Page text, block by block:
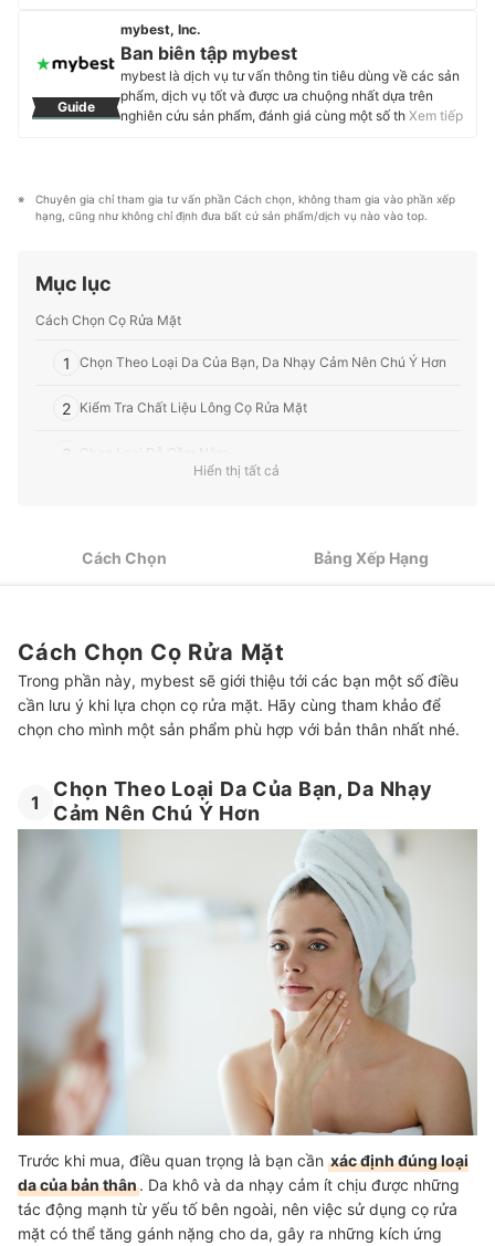
tạo về chuyên khoa Da liễu tại Viện Da Liễu Trung
Ương Hà Nội và Viện Da liễu TP Hồ Chí Minh đồng thời
tham gia các chương trình và hội nghị Da Liễu toàn
quốc và quốc tế. Bác sĩ Huyền cũng tham gia nhiều
công trình nghiên cứu khoa học tại Bệnh viện được
đánh giá cao. Với kinh nghiệm nhiều năm trong lĩnh vực
Profile của Thu Huyền
Guide
mybest, Inc.
Ban biên tập mybest
mybest là dịch vụ tư vấn thông tin tiêu dùng về các sản
phẩm, dịch vụ tốt và được ưa chuộng nhất dựa trên
nghiên cứu sản phẩm, đánh giá cùng một số thực
hầu hết các lĩnh vực, từ Mỹ phẩm, Hàng tiêu dùng,
Thiết bị gia dụng đến các dịch vụ Tài chính, Chăm sóc
Xem tiếp
Chuyên gia chỉ tham gia tư vấn phần Cách chọn, không tham gia vào phần xếp
hạng, cũng như không chỉ định đưa bất cứ sản phẩm/dịch vụ nào vào top.
Mục lục
Cách Chọn Cọ Rửa Mặt
1 Chọn Theo Loại Da Của Bạn, Da Nhạy Cảm Nên Chú Ý Hơn
2 Kiểm Tra Chất Liệu Lông Cọ Rửa Mặt
3 Chọn Loại Dễ Cầm Nắm
Tiện Lợi, Nhanh Chóng Hơn Với Máy Rửa Mặt
Hiển thị tất cả
Cách Chọn Bảng Xếp Hạng
Cách Chọn Cọ Rửa Mặt
Trong phần này, mybest sẽ giới thiệu tới các bạn một số điều
cần lưu ý khi lựa chọn cọ rửa mặt. Hãy cùng tham khảo để
chọn cho mình một sản phẩm phù hợp với bản thân nhất nhé.
1
Chọn Theo Loại Da Của Bạn, Da Nhạy
Cảm Nên Chú Ý Hơn
Trước khi mua, điều quan trọng là bạn cần xác định đúng loại
da của bản thân. Da khô và da nhạy cảm ít chịu được những
tác động mạnh từ yếu tố bên ngoài, nên việc sử dụng cọ rửa
mặt có thể tăng gánh nặng cho da, gây ra những kích ứng